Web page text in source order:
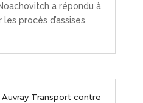
a répondu à
procès d’assises.
Transport contre